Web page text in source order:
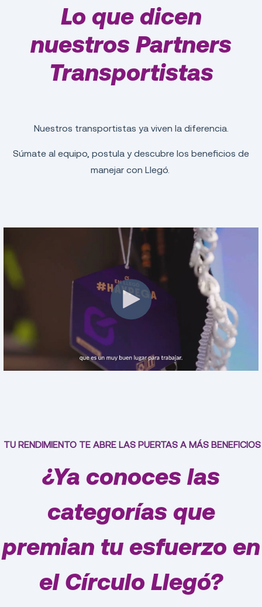
Lo que dicen
nuestros Partners
Transportistas
Nuestros transportistas ya viven la diferencia.
Súmate al equipo, postula y descubre los beneficios de
manejar con Llegó.
TU RENDIMIENTO TE ABRE LAS PUERTAS A MÁS BENEFICIOS
¿Ya conoces las
categorías que
premian tu esfuerzo en
el Círculo Llegó?